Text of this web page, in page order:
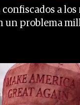
confiscados a los
un problema